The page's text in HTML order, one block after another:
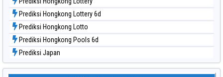
Prediksi Hongkong Lottery 6d
Prediksi Hongkong Lotto
Prediksi Hongkong Pools 6d
Prediksi Japan
Prediksi Japan 6d